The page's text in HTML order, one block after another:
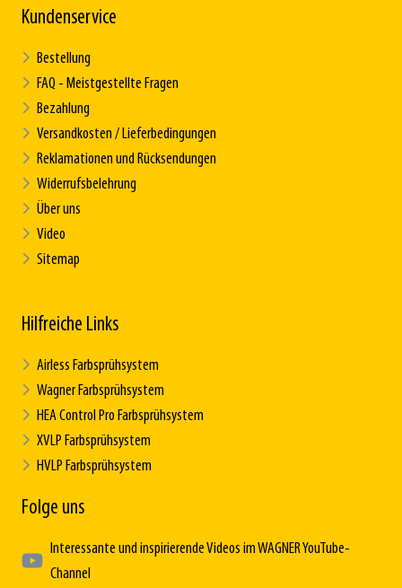
Kundenservice
Bestellung
FAQ - Meistgestellte Fragen
Bezahlung
Versandkosten / Lieferbedingungen
Reklamationen und Rücksendungen
Widerrufsbelehrung
Über uns
Video
Sitemap
Hilfreiche Links
Airless Farbsprühsystem
Wagner Farbsprühsystem
HEA Control Pro Farbsprühsystem
XVLP Farbsprühsystem
HVLP Farbsprühsystem
Folge uns
Interessante und inspirierende Videos im WAGNER YouTube-
Channel